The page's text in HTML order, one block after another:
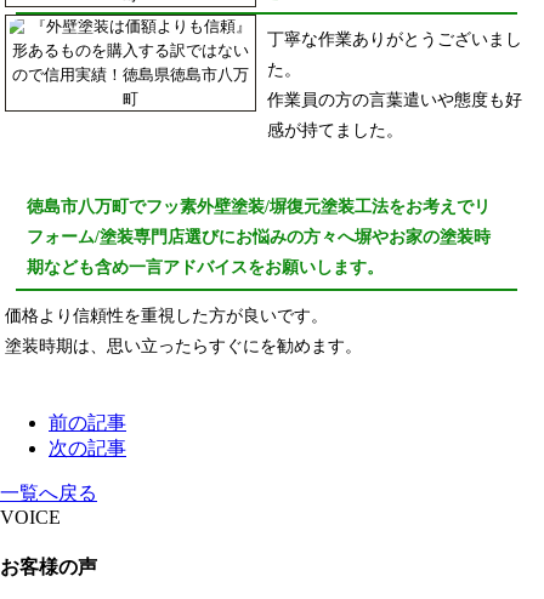
丁寧な作業ありがとうございまし
た。
作業員の方の言葉遣いや態度も好
感が持てました。
徳島市八万町でフッ素外壁塗装/塀復元塗装工法をお考えでリ
フォーム/塗装専門店選びにお悩みの方々へ塀やお家の塗装時
期なども含め一言アドバイスをお願いします。
価格より信頼性を重視した方が良いです。
塗装時期は、思い立ったらすぐにを勧めます。
前の記事
次の記事
一覧へ戻る
VOICE
お客様の声